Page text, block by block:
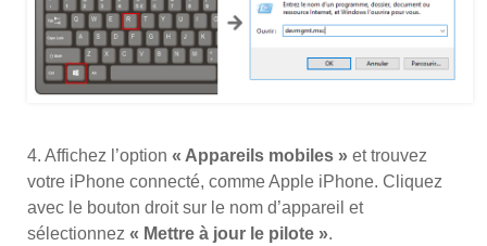
4. Affichez l’option « Appareils mobiles » et trouvez
votre iPhone connecté, comme Apple iPhone. Cliquez
avec le bouton droit sur le nom d’appareil et
sélectionnez « Mettre à jour le pilote ».